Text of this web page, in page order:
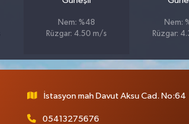
Nem: %48
Rüzgar: 4.50 m/s
Nem:
Rüzgar:
İstasyon mah Davut Aksu Cad. No:64
05413275676